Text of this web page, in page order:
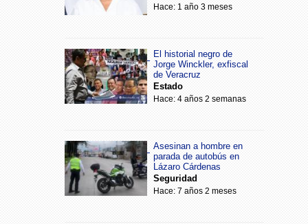
Hace: 1 año 3 meses
El historial negro de
Jorge Winckler, exfiscal
de Veracruz
Estado
Hace: 4 años 2 semanas
Asesinan a hombre en
parada de autobús en
Lázaro Cárdenas
Seguridad
Hace: 7 años 2 meses